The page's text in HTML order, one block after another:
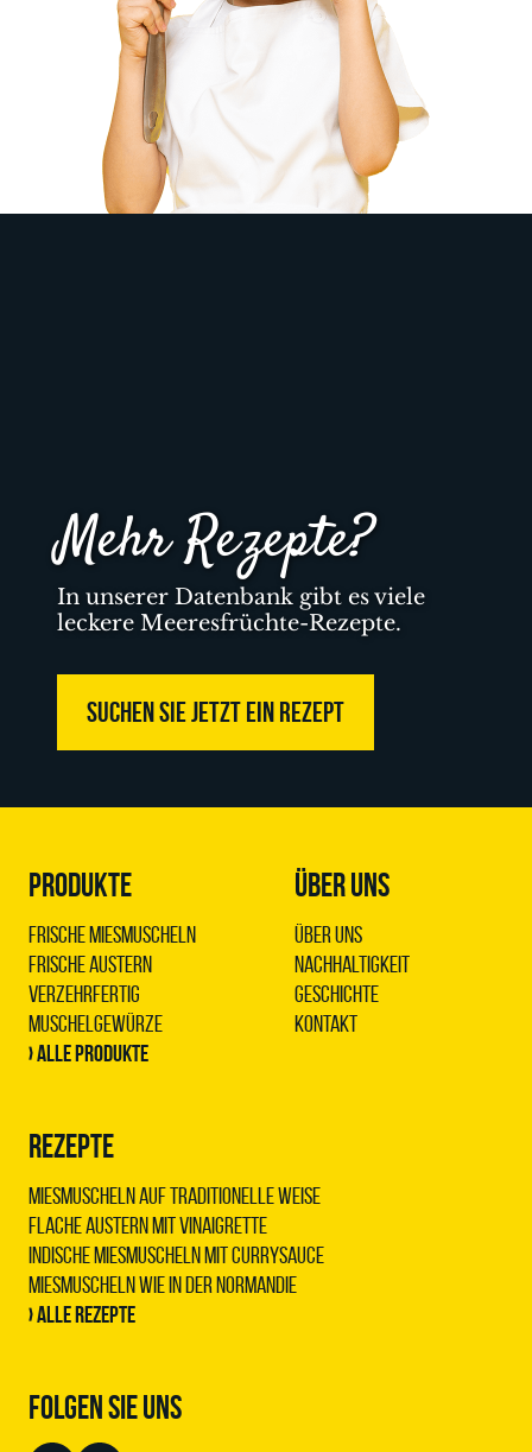
Mehr Rezepte?
In unserer Datenbank gibt es viele
leckere Meeresfrüchte-Rezepte.
SUCHEN SIE JETZT EIN REZEPT
PRODUKTE
Frische Miesmuscheln
Frische Austern
Verzehrfertig
Muschelgewürze
› Alle Produkte
REZEPTE
Miesmuscheln auf traditionelle Weise
Flache Austern mit Vinaigrette
Indische Miesmuscheln mit Currysauce
Miesmuscheln wie in der Normandie
› Alle Rezepte
ÜBER UNS
Über uns
Nachhaltigkeit
Geschichte
Kontakt
FOLGEN SIE UNS